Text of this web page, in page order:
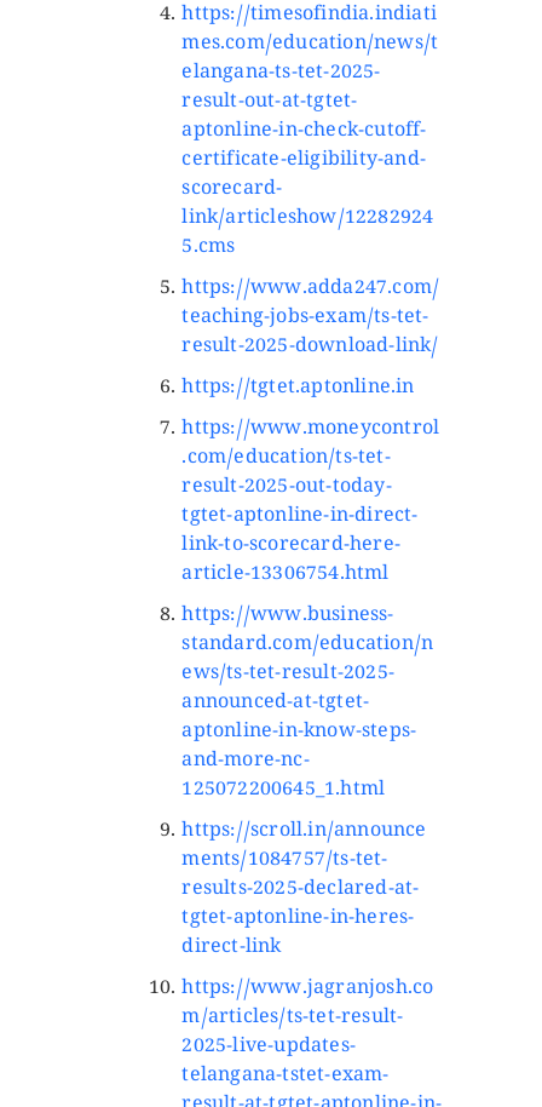
https://timesofindia.indiati
mes.com/education/news/t
elangana-ts-tet-2025-
result-out-at-tgtet-
aptonline-in-check-cutoff-
certificate-eligibility-and-
scorecard-
link/articleshow/12282924
5.cms
https://www.adda247.com/
teaching-jobs-exam/ts-tet-
result-2025-download-link/
https://tgtet.aptonline.in
https://www.moneycontrol
.com/education/ts-tet-
result-2025-out-today-
tgtet-aptonline-in-direct-
link-to-scorecard-here-
article-13306754.html
https://www.business-
standard.com/education/n
ews/ts-tet-result-2025-
announced-at-tgtet-
aptonline-in-know-steps-
and-more-nc-
125072200645_1.html
https://scroll.in/announce
ments/1084757/ts-tet-
results-2025-declared-at-
tgtet-aptonline-in-heres-
direct-link
https://www.jagranjosh.co
m/articles/ts-tet-result-
2025-live-updates-
telangana-tstet-exam-